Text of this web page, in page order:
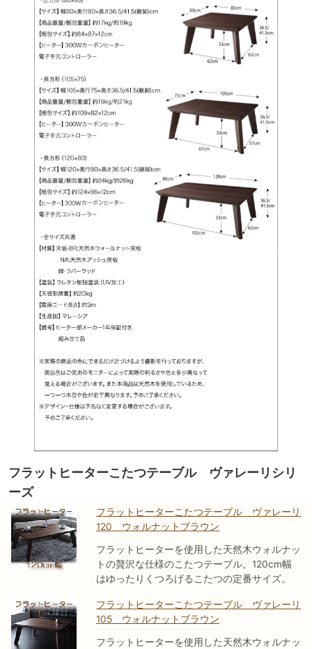
フラットヒーターこたつテーブル ヴァレーリシリ
ーズ
フラットヒーターこたつテーブル ヴァレーリ
120 ウォルナットブラウン
フラットヒーターを使用した天然木ウォルナッ
トの贅沢な仕様のこたつテーブル。120cm幅
はゆったりくつろげるこたつの定番サイズ。
フラットヒーターこたつテーブル ヴァレーリ
105 ウォルナットブラウン
フラットヒーターを使用した天然木ウォルナッ